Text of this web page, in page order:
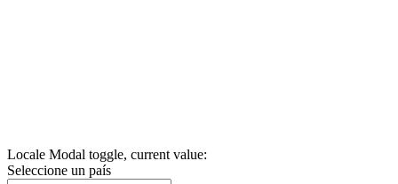
Locale Modal toggle, current value:
Seleccione un país